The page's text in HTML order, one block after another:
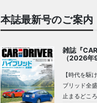
本誌最新号のご案内
雑誌『
（2026年
【時代を駆
ブリッド全
止まるどこ